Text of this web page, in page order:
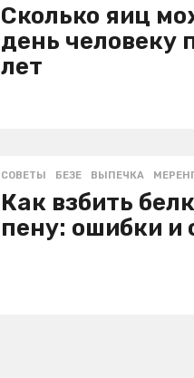
Сколько яиц
день человеку
лет
СОВЕТЫ БЕЗЕ ,ВЫПЕЧКА ,
Как взбить
пену: ошибки и